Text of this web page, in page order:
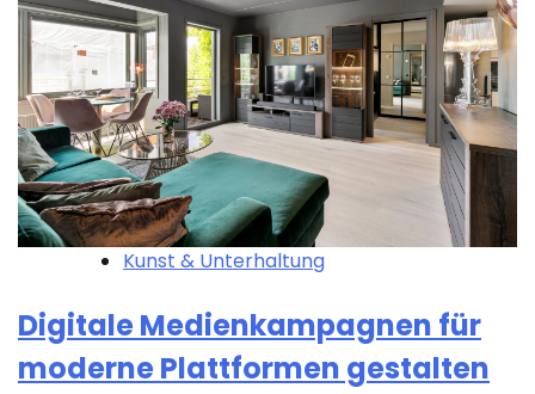
Kunst & Unterhaltung
Digitale Medienkampagnen für
moderne Plattformen gestalten